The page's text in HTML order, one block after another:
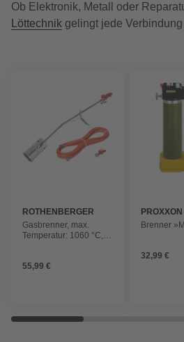
Ob Elektronik, Metall oder
Löttechnik gelingt jede
ROTHENBERGER
INDUSTRIAL
Gasbrenner, max.
Temperatur: 1060 °C,
55,99 €
PROXXON
Brenner
32,99 €